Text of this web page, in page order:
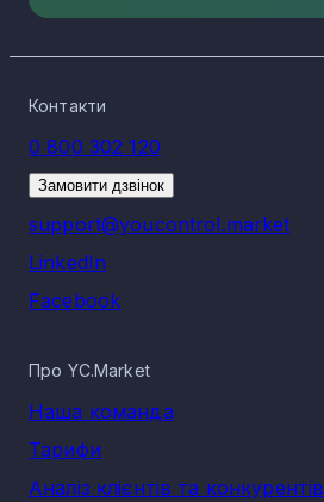
Контакти
0 800 302 120
Замовити дзвінок
support@youcontrol.market
LinkedIn
Facebook
Про YC.Market
Наша команда
Тарифи
Аналіз клієнтів та конкурентів